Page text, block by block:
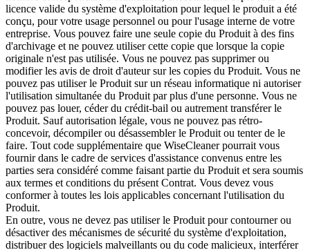
licence valide du système d'exploitation pour lequel le produit a été
conçu, pour votre usage personnel ou pour l'usage interne de votre
entreprise. Vous pouvez faire une seule copie du Produit à des fins
d'archivage et ne pouvez utiliser cette copie que lorsque la copie
originale n'est pas utilisée. Vous ne pouvez pas supprimer ou
modifier les avis de droit d'auteur sur les copies du Produit. Vous ne
pouvez pas utiliser le Produit sur un réseau informatique ni autoriser
l'utilisation simultanée du Produit par plus d'une personne. Vous ne
pouvez pas louer, céder du crédit-bail ou autrement transférer le
Produit. Sauf autorisation légale, vous ne pouvez pas rétro-
concevoir, décompiler ou désassembler le Produit ou tenter de le
faire. Tout code supplémentaire que WiseCleaner pourrait vous
fournir dans le cadre de services d'assistance convenus entre les
parties sera considéré comme faisant partie du Produit et sera soumis
aux termes et conditions du présent Contrat. Vous devez vous
conformer à toutes les lois applicables concernant l'utilisation du
Produit.
En outre, vous ne devez pas utiliser le Produit pour contourner ou
désactiver des mécanismes de sécurité du système d'exploitation,
distribuer des logiciels malveillants ou du code malicieux, interférer